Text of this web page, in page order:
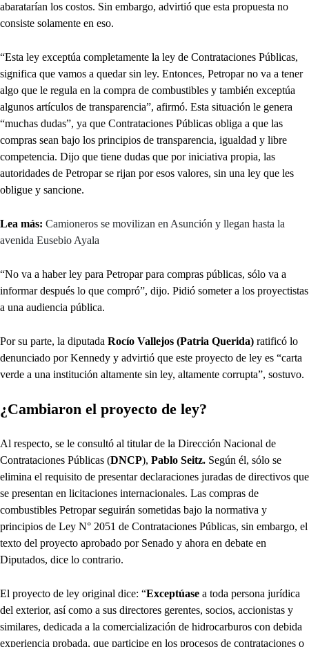
abaratarían los costos. Sin embargo, advirtió que esta propuesta no
consiste solamente en eso.
“Esta ley exceptúa completamente la ley de Contrataciones Públicas,
significa que vamos a quedar sin ley. Entonces, Petropar no va a tener
algo que le regula en la compra de combustibles y también exceptúa
algunos artículos de transparencia”, afirmó. Esta situación le genera
“muchas dudas”, ya que Contrataciones Públicas obliga a que las
compras sean bajo los principios de transparencia, igualdad y libre
competencia. Dijo que tiene dudas que por iniciativa propia, las
autoridades de Petropar se rijan por esos valores, sin una ley que les
obligue y sancione.
Lea más: Camioneros se movilizan en Asunción y llegan hasta la
avenida Eusebio Ayala
“No va a haber ley para Petropar para compras públicas, sólo va a
informar después lo que compró”, dijo. Pidió someter a los proyectistas
a una audiencia pública.
Por su parte, la diputada Rocío Vallejos (Patria Querida) ratificó lo
denunciado por Kennedy y advirtió que este proyecto de ley es “carta
verde a una institución altamente sin ley, altamente corrupta”, sostuvo.
¿Cambiaron el proyecto de ley?
Al respecto, se le consultó al titular de la Dirección Nacional de
Contrataciones Públicas (DNCP), Pablo Seitz. Según él, sólo se
elimina el requisito de presentar declaraciones juradas de directivos que
se presentan en licitaciones internacionales. Las compras de
combustibles Petropar seguirán sometidas bajo la normativa y
principios de Ley N° 2051 de Contrataciones Públicas, sin embargo, el
texto del proyecto aprobado por Senado y ahora en debate en
Diputados, dice lo contrario.
El proyecto de ley original dice: “Exceptúase a toda persona jurídica
del exterior, así como a sus directores gerentes, socios, accionistas y
similares, dedicada a la comercialización de hidrocarburos con debida
experiencia probada, que participe en los procesos de contrataciones o